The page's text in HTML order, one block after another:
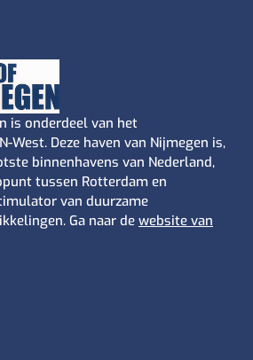
is onderdeel van het
West. Deze haven van Nijmegen is,
binnenhavens van Nederland,
tussen Rotterdam en
van duurzame
Ga naar de website van